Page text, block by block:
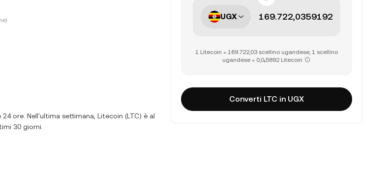
ore. Nell'ultima settimana, Litecoin (LTC) è al
30 giorni.
UGX
1 Litecoin = 169.722,03 scellino ugandese, 1 scellino
ugandese = 0,0₅5892 Litecoin
Converti LTC in UGX